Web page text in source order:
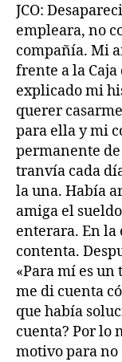
JCO:
empleara, no
compañía. Mi
frente a la
explicado mi
querer
para ella y mi
permanente
tranvía cada
la una. Había
amiga el
enterara. En
contenta.
«Para mí es un
me di cuenta
que había
cuenta? Por lo
motivo para